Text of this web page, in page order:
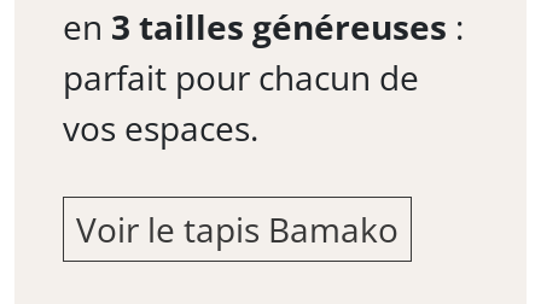
en 3 tailles généreuses :
parfait pour chacun de
vos espaces.
Voir le tapis Bamako